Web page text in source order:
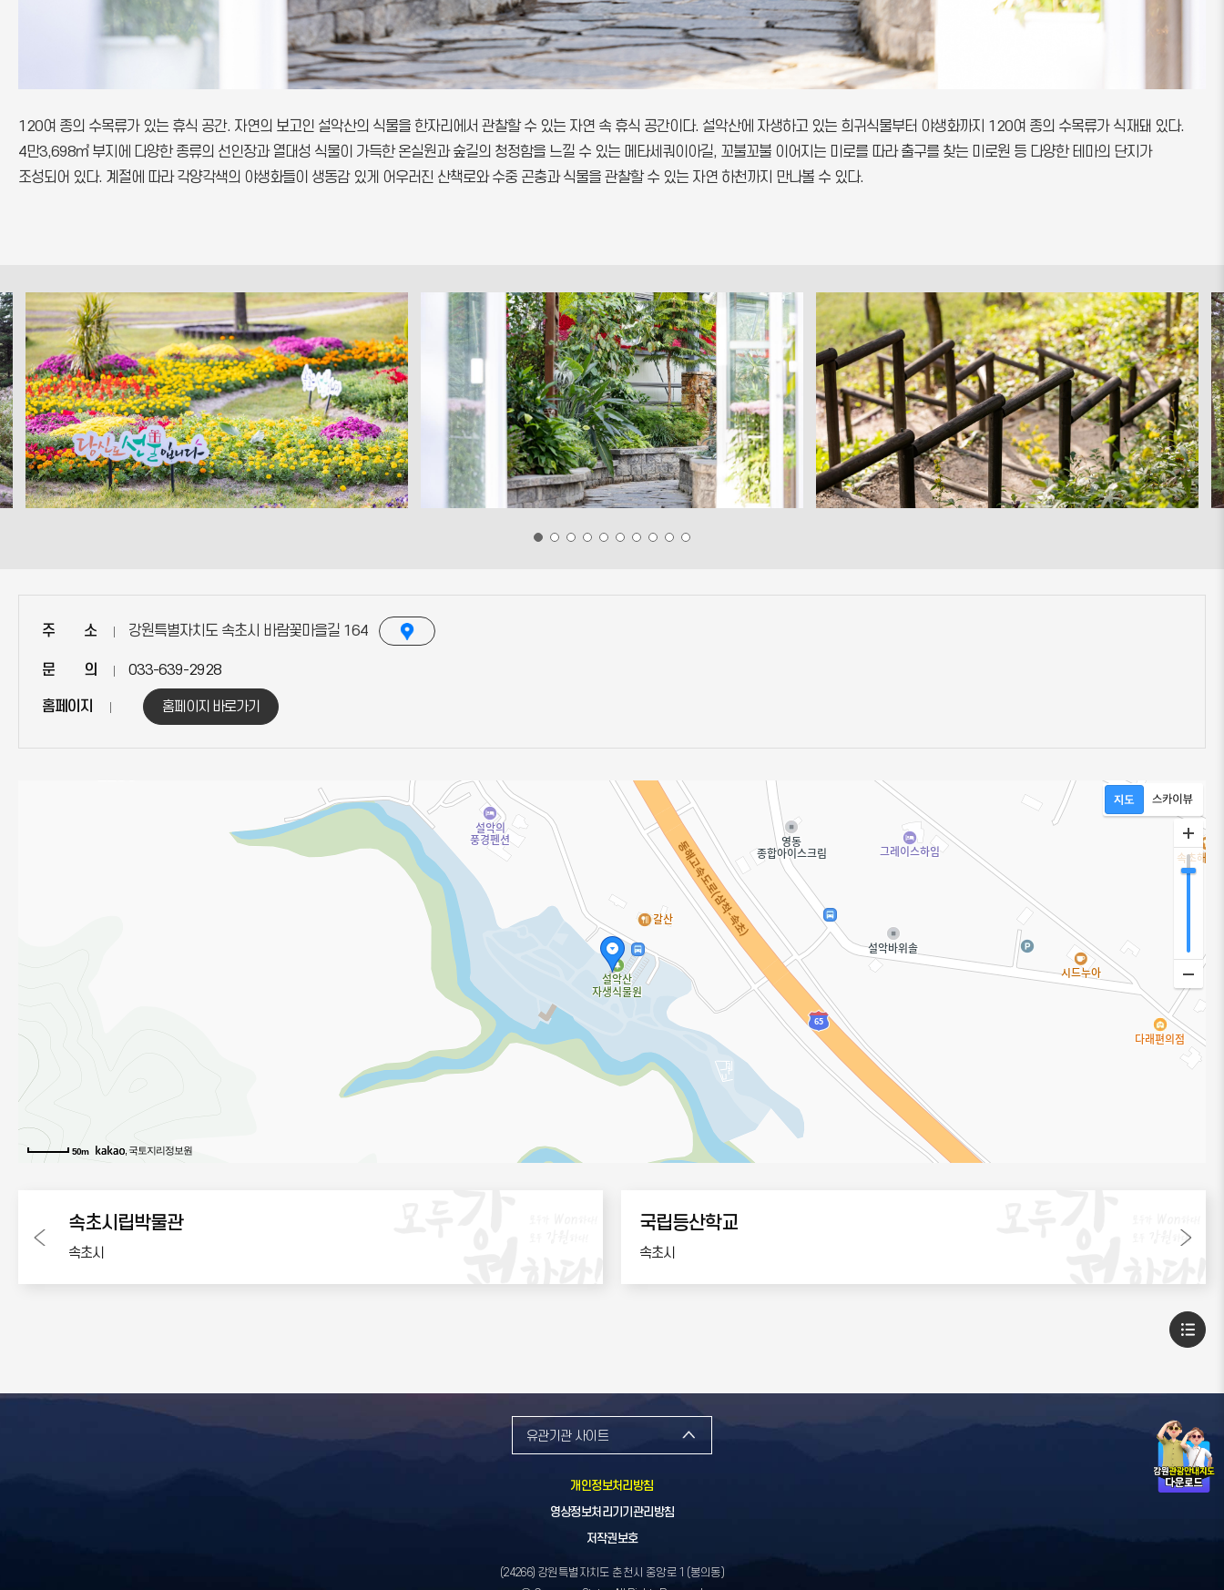
120여 종의 수목류가 있는 휴식 공간. 자연의 보고인 설악산의 식물을 한자리에서 관찰할 수 있는 자연 속 휴식 공간이다. 설악산에 자생하고 있는 희귀식물부터 야생화까지 120여 종의 수목류가 식재돼 있다.
4만3,698㎡ 부지에 다양한 종류의 선인장과 열대성 식물이 가득한 온실원과 숲길의 청정함을 느낄 수 있는 메타세쿼이아길, 꼬불꼬불 이어지는 미로를 따라 출구를 찾는 미로원 등 다양한 테마의 단지가
조성되어 있다. 계절에 따라 각양각색의 야생화들이 생동감 있게 어우러진 산책로와 수중 곤충과 식물을 관찰할 수 있는 자연 하천까지 만나볼 수 있다.
주        소 강원특별자치도 속초시 바람꽃마을길 164
문        의 033-639-2928
홈페이지 홈페이지 바로가기
50m , 국토지리정보원
속초시립박물관
속초시
국립등산학교
속초시
개인정보처리방침
영상정보처리기기관리방침
저작권보호
(24266) 강원특별자치도 춘천시 중앙로 1 (봉의동)
유관기관 사이트